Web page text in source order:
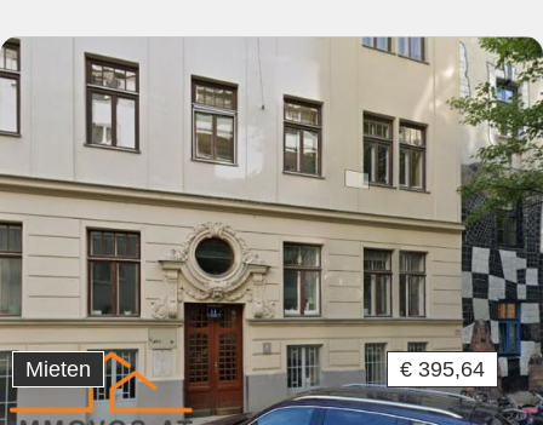
Mieten € 395,64